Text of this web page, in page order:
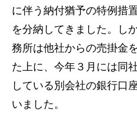
に伴う納付猶予の特例措
を分納してきました。し
務所は他社からの売掛金
た上に、今年３月には同
している別会社の銀行口
いました。